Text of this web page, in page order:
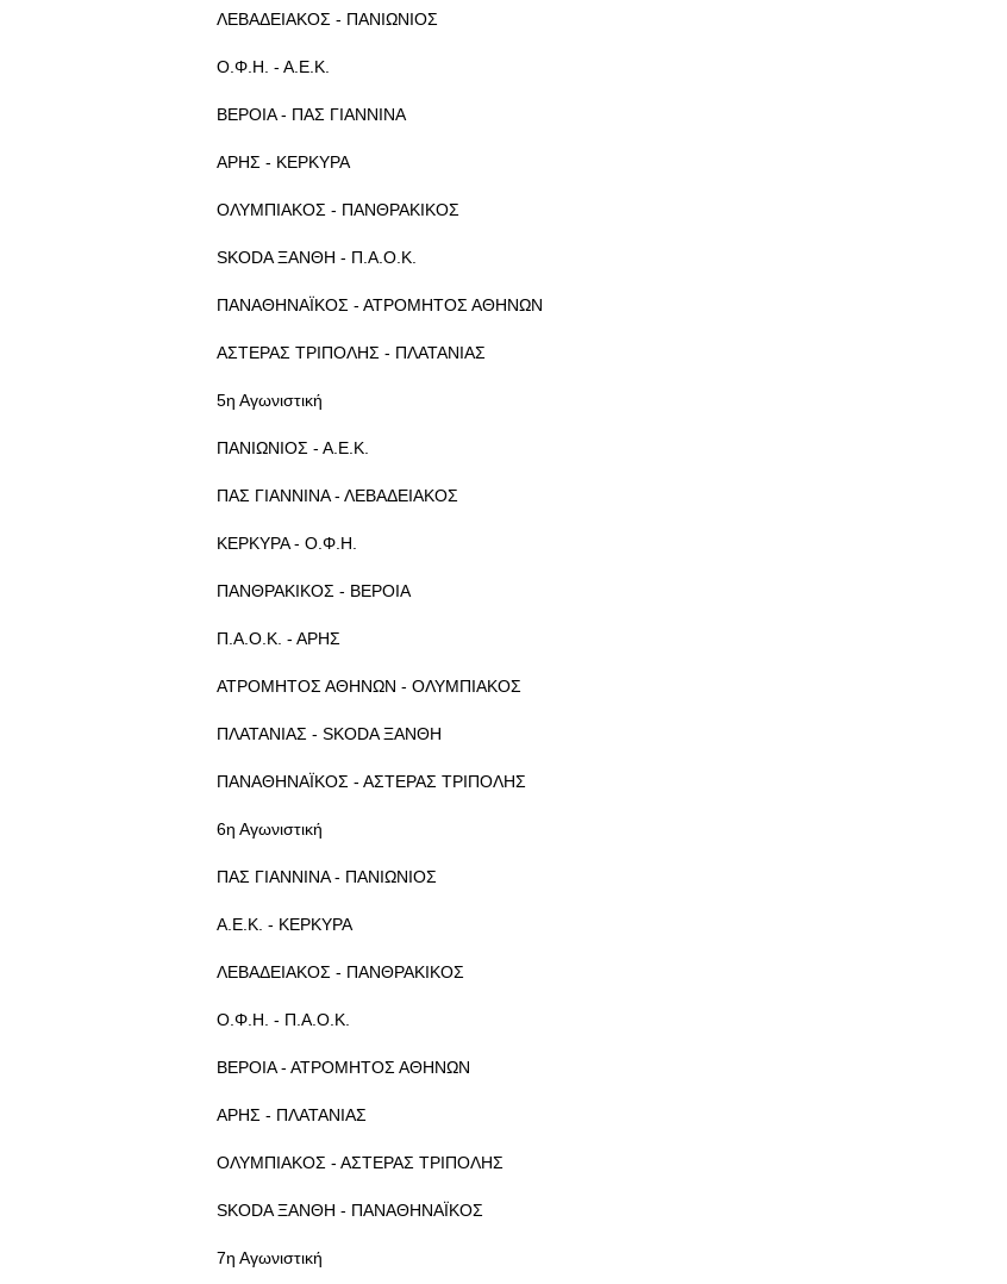
ΛΕΒΑΔΕΙΑΚΟΣ - ΠΑΝΙΩΝΙΟΣ
Ο.Φ.Η. - Α.Ε.Κ.
ΒΕΡΟΙΑ - ΠΑΣ ΓΙΑΝΝΙΝΑ
ΑΡΗΣ - ΚΕΡΚΥΡΑ
ΟΛΥΜΠΙΑΚΟΣ - ΠΑΝΘΡΑΚΙΚΟΣ
SKODA ΞΑΝΘΗ - Π.Α.Ο.Κ.
ΠΑΝΑΘΗΝΑΪΚΟΣ - ΑΤΡΟΜΗΤΟΣ ΑΘΗΝΩΝ
ΑΣΤΕΡΑΣ ΤΡΙΠΟΛΗΣ - ΠΛΑΤΑΝΙΑΣ
5η Αγωνιστική
ΠΑΝΙΩΝΙΟΣ - Α.Ε.Κ.
ΠΑΣ ΓΙΑΝΝΙΝΑ - ΛΕΒΑΔΕΙΑΚΟΣ
ΚΕΡΚΥΡΑ - Ο.Φ.Η.
ΠΑΝΘΡΑΚΙΚΟΣ - ΒΕΡΟΙΑ
Π.Α.Ο.Κ. - ΑΡΗΣ
ΑΤΡΟΜΗΤΟΣ ΑΘΗΝΩΝ - ΟΛΥΜΠΙΑΚΟΣ
ΠΛΑΤΑΝΙΑΣ - SKODA ΞΑΝΘΗ
ΠΑΝΑΘΗΝΑΪΚΟΣ - ΑΣΤΕΡΑΣ ΤΡΙΠΟΛΗΣ
6η Αγωνιστική
ΠΑΣ ΓΙΑΝΝΙΝΑ - ΠΑΝΙΩΝΙΟΣ
Α.Ε.Κ. - ΚΕΡΚΥΡΑ
ΛΕΒΑΔΕΙΑΚΟΣ - ΠΑΝΘΡΑΚΙΚΟΣ
Ο.Φ.Η. - Π.Α.Ο.Κ.
ΒΕΡΟΙΑ - ΑΤΡΟΜΗΤΟΣ ΑΘΗΝΩΝ
ΑΡΗΣ - ΠΛΑΤΑΝΙΑΣ
ΟΛΥΜΠΙΑΚΟΣ - ΑΣΤΕΡΑΣ ΤΡΙΠΟΛΗΣ
SKODA ΞΑΝΘΗ - ΠΑΝΑΘΗΝΑΪΚΟΣ
7η Αγωνιστική